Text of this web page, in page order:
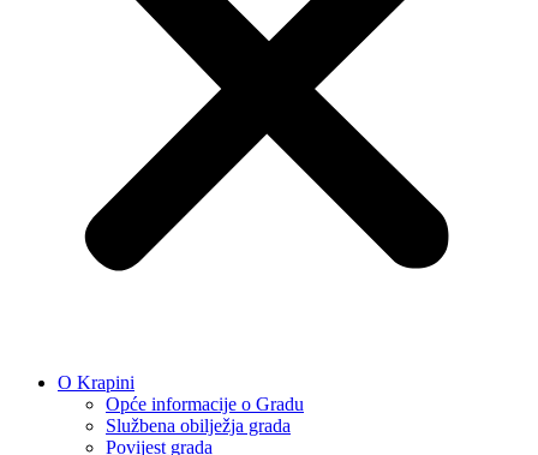
O Krapini
Opće informacije o Gradu
Službena obilježja grada
Povijest grada